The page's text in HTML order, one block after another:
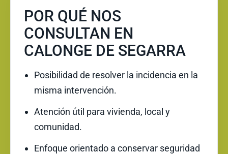
POR QUÉ NOS
CONSULTAN EN
CALONGE DE SEGARRA
Posibilidad de resolver la incidencia en la
misma intervención.
Atención útil para vivienda, local y
comunidad.
Enfoque orientado a conservar seguridad